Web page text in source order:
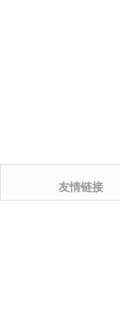
友情链接